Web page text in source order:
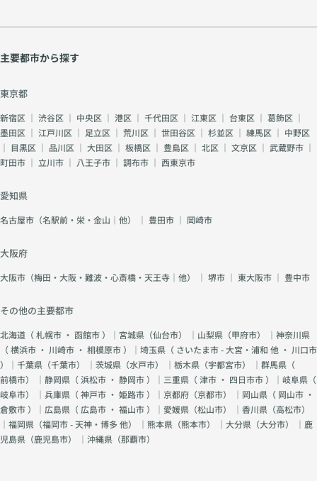
主要都市から探す
東京都
新宿区 ｜ 渋谷区 ｜ 中央区 ｜ 港区 ｜ 千代田区 ｜ 江東区 ｜ 台東区 ｜ 葛飾区 ｜
墨田区 ｜ 江戸川区 ｜ 足立区 ｜ 荒川区 ｜ 世田谷区 ｜ 杉並区 ｜ 練馬区 ｜ 中野区
｜ 目黒区 ｜ 品川区 ｜ 大田区 ｜ 板橋区 ｜ 豊島区 ｜ 北区 ｜ 文京区 ｜ 武蔵野市 ｜
町田市 ｜ 立川市 ｜ 八王子市 ｜ 調布市 ｜ 西東京市
愛知県
名古屋市（名駅前・栄・金山｜他） ｜ 豊田市 ｜ 岡崎市
大阪府
大阪市（梅田・大阪・難波・心斎橋・天王寺｜他） ｜ 堺市 ｜ 東大阪市 ｜ 豊中市
その他の主要都市
北海道（札幌市 ・ 函館市）｜宮城県（仙台市） ｜山梨県（甲府市） ｜神奈川県
（横浜市 ・ 川崎市 ・ 相模原市）｜埼玉県（ さいたま市 - 大宮・浦和 他 ・ 川口市
）｜千葉県（千葉市） ｜茨城県（水戸市） ｜栃木県（宇都宮市） ｜群馬県（
前橋市） ｜静岡県（浜松市 ・ 静岡市）｜三重県（津市 ・ 四日市市）｜岐阜県（
岐阜市） ｜兵庫県（神戸市 ・ 姫路市）｜京都府（京都市） ｜岡山県（ 岡山市 ・
倉敷市）｜広島県（ 広島市 ・ 福山市）｜愛媛県（松山市） ｜香川県（高松市）
｜福岡県（福岡市 - 天神・博多 他） ｜熊本県（熊本市） ｜大分県（大分市） ｜鹿
児島県（鹿児島市） ｜沖縄県（那覇市）